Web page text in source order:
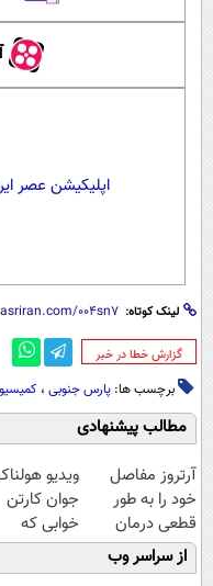
اپلیکیشن عصر
لینک کوتاه:
‌گزارش خطا در خبر
برچسب ها: پارس جنوبی ،
مطالب پیشنهادی
آرتروز مفاصل
خود را به طور
قطعی درمان
کنید!
◗پرسش‌نامه◖
ویدیو
جوان کارتن
خوابی که
میلیاردر شد.
آموزش
از سراسر وب